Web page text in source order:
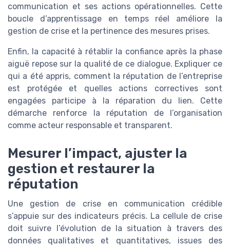
communication et ses actions opérationnelles. Cette
boucle d’apprentissage en temps réel améliore la
gestion de crise et la pertinence des mesures prises.
Enfin, la capacité à rétablir la confiance après la phase
aiguë repose sur la qualité de ce dialogue. Expliquer ce
qui a été appris, comment la réputation de l’entreprise
est protégée et quelles actions correctives sont
engagées participe à la réparation du lien. Cette
démarche renforce la réputation de l’organisation
comme acteur responsable et transparent.
Mesurer l’impact, ajuster la
gestion et restaurer la
réputation
Une gestion de crise en communication crédible
s’appuie sur des indicateurs précis. La cellule de crise
doit suivre l’évolution de la situation à travers des
données qualitatives et quantitatives, issues des